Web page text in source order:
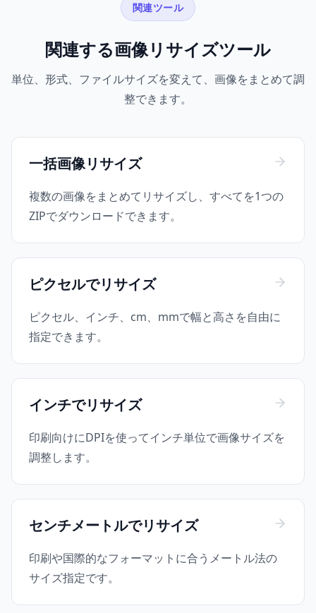
関連ツール
関連する画像リサイズツール
単位、形式、ファイルサイズを変えて、画像をまとめて調
整できます。
一括画像リサイズ
複数の画像をまとめてリサイズし、すべてを1つの
ZIPでダウンロードできます。
ピクセルでリサイズ
ピクセル、インチ、cm、mmで幅と高さを自由に
指定できます。
インチでリサイズ
印刷向けにDPIを使ってインチ単位で画像サイズを
調整します。
センチメートルでリサイズ
印刷や国際的なフォーマットに合うメートル法の
サイズ指定です。